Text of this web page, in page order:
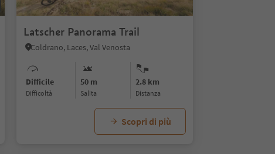
Latscher Panorama Trail
Coldrano, Laces, Val Venosta
Difficile
Difficoltà
50 m
Salita
2.8 km
distanza
Scopri di più